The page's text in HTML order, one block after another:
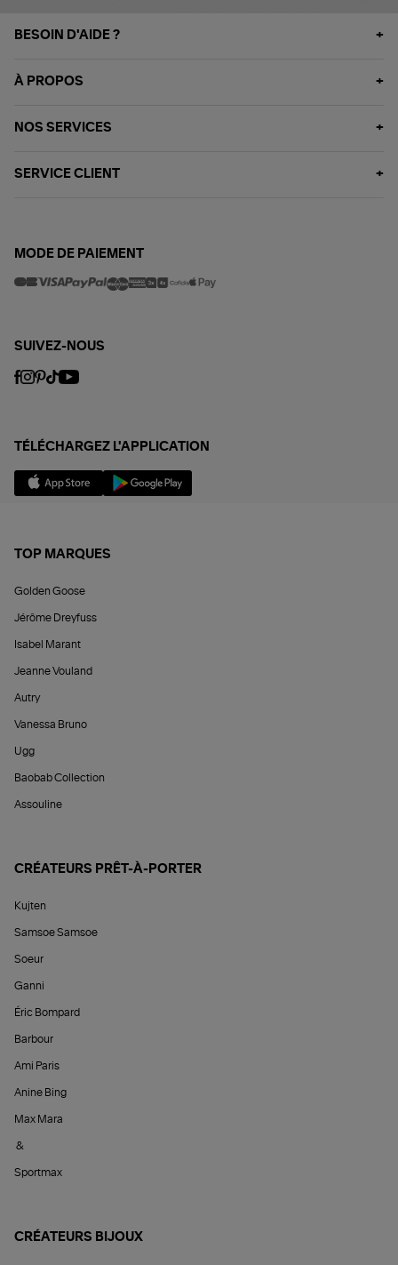
BESOIN D'AIDE ?
À PROPOS
NOS SERVICES
SERVICE CLIENT
MODE DE PAIEMENT
SUIVEZ-NOUS
TÉLÉCHARGEZ L'APPLICATION
TOP MARQUES
Golden Goose
Jérôme Dreyfuss
Isabel Marant
Jeanne Vouland
Autry
Vanessa Bruno
Ugg
Baobab Collection
Assouline
CRÉATEURS PRÊT-À-PORTER
Kujten
Samsoe Samsoe
Soeur
Ganni
Éric Bompard
Barbour
Ami Paris
Anine Bing
Max Mara
&
Sportmax
CRÉATEURS BIJOUX